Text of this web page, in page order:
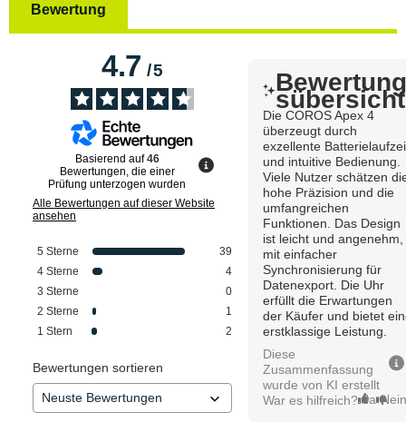
Bewertung
4.7/5
Basierend auf46
Bewertungen, die einer
Prüfung unterzogen wurden
Alle Bewertungen auf dieser Website
ansehen
5 Sterne
39
4 Sterne
4
3 Sterne
0
2 Sterne
1
1 Stern 2
Bewertungen sortieren
sübersicht
Die COROS Apex 4
überzeugt durch
exzellente
und intuitive Bedienung.
Viele Nutzer schätzen
hohe Präzision und die
umfangreichen
Funktionen. Das Design
ist leicht und angenehm,
mit einfacher
Synchronisierung für
Datenexport. Die Uhr
erfüllt die Erwartungen
der Käufer und bietet
erstklassige Leistung.
Diese
Zusammenfassung
wurde von KI erstellt
War es hilfreich? Ja